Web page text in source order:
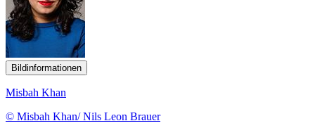
Bildinformationen
Misbah Khan
© Misbah Khan/ Nils Leon Brauer